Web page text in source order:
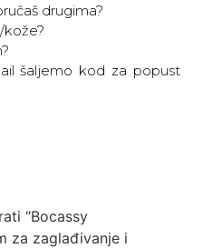
drugima?
šaljemo kod za popust
“Bocassy
za zaglađivanje i